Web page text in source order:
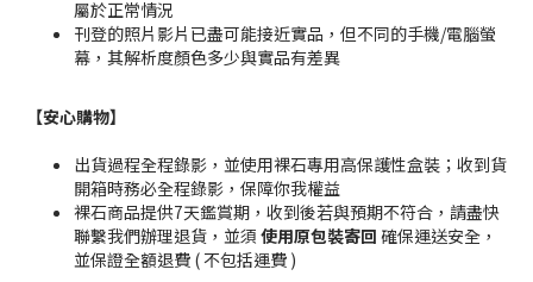
屬於正常情況
刊登的照片影片已盡可能接近實品，但不同的手機/電腦螢
幕，其解析度顏色多少與實品有差異
【安心購物】
出貨過程全程錄影，並使用裸石專用高保護性盒裝；收到貨
開箱時務必全程錄影，保障你我權益
裸石商品提供7天鑑賞期，收到後若與預期不符合，請盡快
聯繫我們辦理退貨，並須 使用原包裝寄回 確保運送安全，
並保證全額退費 ( 不包括運費 )